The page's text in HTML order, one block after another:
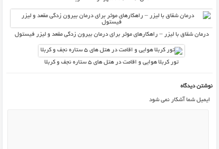
درمان شقاق با لیزر – راهکارهای موثر برای درمان بیرون زدگی مقعد و لیزر فیستول
تور کربلا هوایی و اقامت در هتل های ۵ ستاره نجف و کربلا
نوشتن دیدگاه
ایمیل شما آشکار نمی شود